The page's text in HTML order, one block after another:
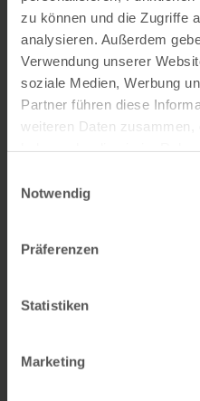
zu können und die Zugriffe
analysieren. Außerdem
Verwendung unserer
soziale Medien, Werbung
Partner führen diese
weiteren Daten zusammen,
Notwendig
Präferenzen
Statistiken
Marketing